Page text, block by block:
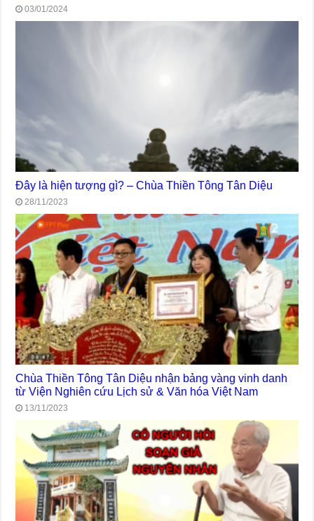
03/01/2024
Đây là hiện tượng gì? – Chùa Thiền Tông Tân Diệu
28/11/2023
Chùa Thiền Tông Tân Diệu nhận bảng vàng vinh danh
từ Viện Nghiên cứu Lịch sử & Văn hóa Việt Nam
13/11/2023